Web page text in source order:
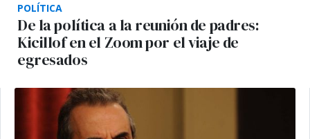
POLÍTICA
De la política a la reunión de padres:
Kicillof en el Zoom por el viaje de
egresados